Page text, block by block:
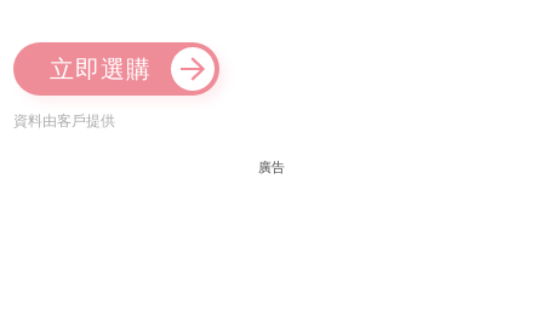
立即選購
資料由客戶提供
廣告